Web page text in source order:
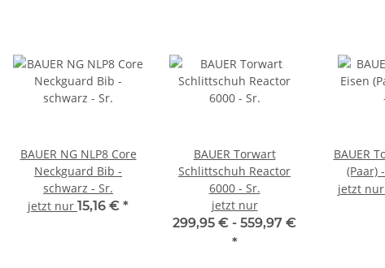
BAUER NG NLP8 Core
Neckguard Bib -
schwarz - Sr.
jetzt nur 15,16 € *
BAUER Torwart
Schlittschuh Reactor
6000 - Sr.
jetzt nur
299,95 € - 559,97 €
*
BAUER
(Paar)
jetzt nur